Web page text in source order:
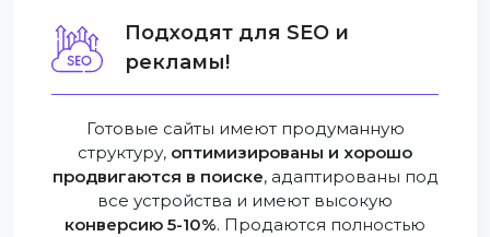
Подходят для SEO и
рекламы!
Готовые сайты имеют продуманную
структуру, оптимизированы и хорошо
продвигаются в поиске, адаптированы под
все устройства и имеют высокую
конверсию 5-10%. Продаются полностью